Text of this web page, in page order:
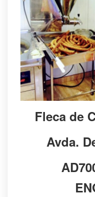
hem aconseguit per
que ens demanaven
xocolata calenta. Us
dilluns a dissabte ee
Fleca de
Avda.